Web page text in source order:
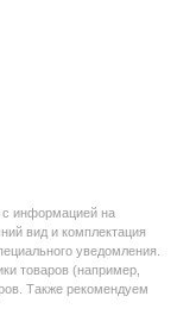
с информацией на
вид и комплектация
уведомления.
товаров (например,
Также рекомендуем